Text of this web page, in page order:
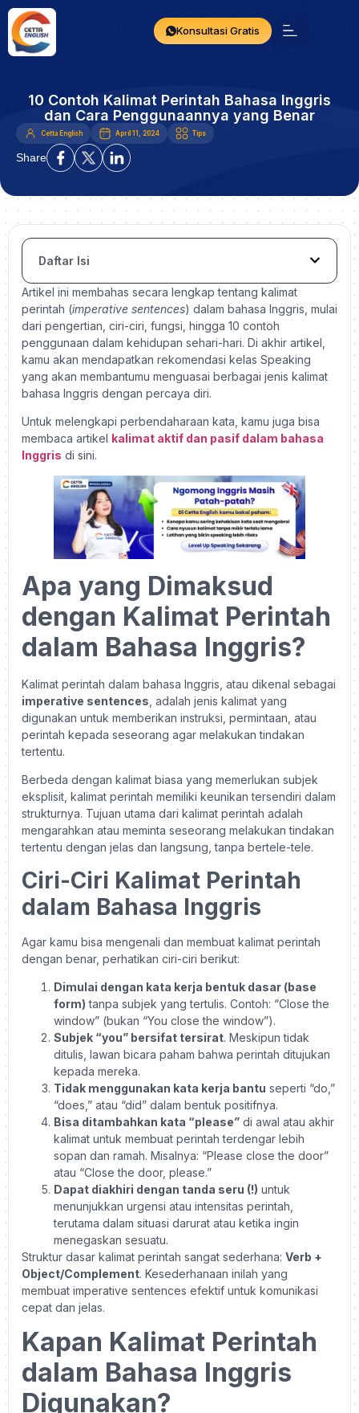
Konsultasi Gratis
10 Contoh Kalimat Perintah Bahasa Inggris
dan Cara Penggunaannya yang Benar
Cetta English April 11, 2024 Tips
Share
Daftar Isi
Artikel ini membahas secara lengkap tentang kalimat
perintah (imperative sentences) dalam bahasa Inggris, mulai
dari pengertian, ciri-ciri, fungsi, hingga 10 contoh
penggunaan dalam kehidupan sehari-hari. Di akhir artikel,
kamu akan mendapatkan rekomendasi kelas Speaking
yang akan membantumu menguasai berbagai jenis kalimat
bahasa Inggris dengan percaya diri.
Untuk melengkapi perbendaharaan kata, kamu juga bisa
membaca artikel kalimat aktif dan pasif dalam bahasa
Inggris di sini.
Apa yang Dimaksud
dengan Kalimat Perintah
dalam Bahasa Inggris?
Kalimat perintah dalam bahasa Inggris, atau dikenal sebagai
imperative sentences , adalah jenis kalimat yang
digunakan untuk memberikan instruksi, permintaan, atau
perintah kepada seseorang agar melakukan tindakan
tertentu.
Berbeda dengan kalimat biasa yang memerlukan subjek
eksplisit, kalimat perintah memiliki keunikan tersendiri dalam
strukturnya. Tujuan utama dari kalimat perintah adalah
mengarahkan atau meminta seseorang melakukan tindakan
tertentu dengan jelas dan langsung, tanpa bertele-tele.
Ciri-Ciri Kalimat Perintah
dalam Bahasa Inggris
Agar kamu bisa mengenali dan membuat kalimat perintah
dengan benar, perhatikan ciri-ciri berikut:
Dimulai dengan kata kerja bentuk dasar (base
form) tanpa subjek yang tertulis. Contoh: “Close the
window” (bukan “You close the window”).
Subjek “you” bersifat tersirat. Meskipun tidak
ditulis, lawan bicara paham bahwa perintah ditujukan
kepada mereka.
Tidak menggunakan kata kerja bantu seperti “do,”
“does,” atau “did” dalam bentuk positifnya.
Bisa ditambahkan kata “please” di awal atau akhir
kalimat untuk membuat perintah terdengar lebih
sopan dan ramah. Misalnya: “Please close the door”
atau “Close the door, please.”
Dapat diakhiri dengan tanda seru (!) untuk
menunjukkan urgensi atau intensitas perintah,
terutama dalam situasi darurat atau ketika ingin
menegaskan sesuatu.
Struktur dasar kalimat perintah sangat sederhana: Verb +
Object/Complement. Kesederhanaan inilah yang
membuat imperative sentences efektif untuk komunikasi
cepat dan jelas.
Kapan Kalimat Perintah
dalam Bahasa Inggris
Digunakan?